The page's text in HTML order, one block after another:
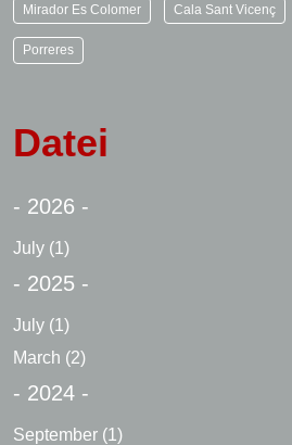
Mirador Es Colomer Cala Sant Vicenç
Porreres
Datei
- 2026 -
July (1)
- 2025 -
July (1)
March (2)
- 2024 -
September (1)